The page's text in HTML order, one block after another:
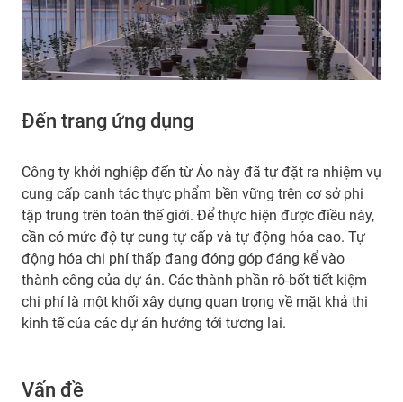
Đến trang ứng dụng
Công ty khởi nghiệp đến từ Áo này đã tự đặt ra nhiệm vụ
cung cấp canh tác thực phẩm bền vững trên cơ sở phi
tập trung trên toàn thế giới. Để thực hiện được điều này,
cần có mức độ tự cung tự cấp và tự động hóa cao. Tự
động hóa chi phí thấp đang đóng góp đáng kể vào
thành công của dự án. Các thành phần rô-bốt tiết kiệm
chi phí là một khối xây dựng quan trọng về mặt khả thi
kinh tế của các dự án hướng tới tương lai.
Vấn đề